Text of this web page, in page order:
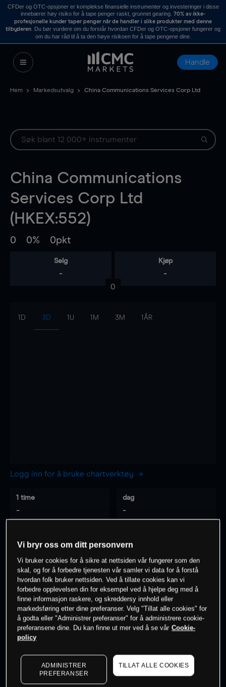
CFDer og OTC-opsjoner er komplekse finansielle instrumenter og investeringer i disse
innebærer høy risiko for å tape penger raskt, grunnet gearing. 70% av ikke-
profesjonelle kunder taper penger når de handler i slike produkter med denne
tilbyderen . Du bør vurdere om du forstår hvordan CFDer og OTC-opsjoner fungerer og
om du har råd til å ta den høye risikoen for å tape pengene dine.
Handle
Hem Markedsutvalg China Communications Services Corp Ltd
China Communications
Services Corp Ltd
(HKEX:552)
0 0% 0pkt
Selg
-
Kjøp
-
0
1D 3D 1U 1M 3M 1ÅR
Logg inn for å bruke chartverktøy
1 time
-
dag
-
7 dager
0% av kunder erpå dette instrumentet
Søk om konto
Vi bryr oss om ditt personvern
Vi bruker cookies for å sikre at nettsiden vår fungerer som den
skal, og for å forbedre tjenesten vår samler vi data for å forstå
hvordan folk bruker nettsiden. Ved å tillate cookies kan vi
forbedre opplevelsen din for eksempel ved å hjelpe deg med å
finne informasjon raskere, og skreddersy innhold eller
markedsføring etter dine preferanser. Velg "Tillat alle cookies" for
å godta eller "Administrer preferanser" for å administrere cookie-
preferansene dine. Du kan finne ut mer ved å se vår Cookie-
policy
ADMINISTRER
PREFERANSER
TILLAT ALLE COOKIES